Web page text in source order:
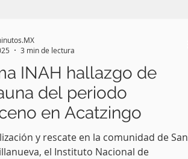
INAH hallazgo de
del periodo
en Acatzingo
y rescate en la comunidad de San
el Instituto Nacional de
3 min de lectura